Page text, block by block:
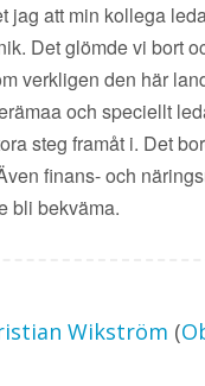
jag att min kollega
Det glömde vi bort
verkligen den här
och speciellt
steg framåt i. Det
finans- och
bli bekväma.
Wikström (